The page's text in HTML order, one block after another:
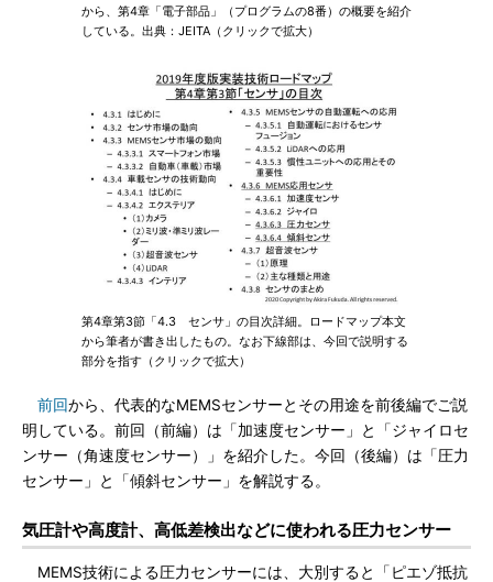
から、第4章「電子部品」（プログラムの8番）の概要を紹介
している。出典：JEITA（クリックで拡大）
第4章第3節「4.3 センサ」の目次詳細。ロードマップ本文
から筆者が書き出したもの。なお下線部は、今回で説明する
部分を指す（クリックで拡大）
前回から、代表的なMEMSセンサーとその用途を前後編でご説
明している。前回（前編）は「加速度センサー」と「ジャイロセ
ンサー（角速度センサー）」を紹介した。今回（後編）は「圧力
センサー」と「傾斜センサー」を解説する。
気圧計や高度計、高低差検出などに使われる圧力センサー
MEMS技術による圧力センサーには、大別すると「ピエゾ抵抗